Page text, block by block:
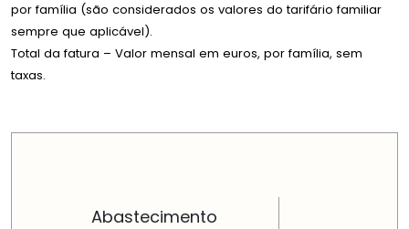
por família (são considerados os valores do tarifário familiar
sempre que aplicável).
Total da fatura – Valor mensal em euros, por família, sem
taxas.
Abastecimento